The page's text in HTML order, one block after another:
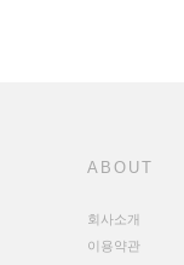
ABOUT
회사소개
이용약관